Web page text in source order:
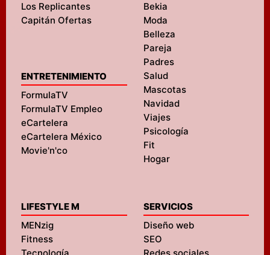
Los Replicantes
Capitán Ofertas
ENTRETENIMIENTO
FormulaTV
FormulaTV Empleo
eCartelera
eCartelera México
Movie'n'co
Bekia
Moda
Belleza
Pareja
Padres
Salud
Mascotas
Navidad
Viajes
Psicología
Fit
Hogar
LIFESTYLE M
MENzig
Fitness
SERVICIOS
Diseño web
SEO